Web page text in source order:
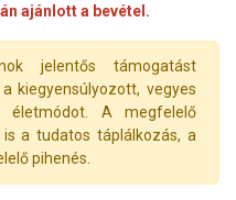
ajánlott a bevétel.
jelentős támogatást
kiegyensúlyozott, vegyes
életmódot. A megfelelő
a tudatos táplálkozás, a
pihenés.